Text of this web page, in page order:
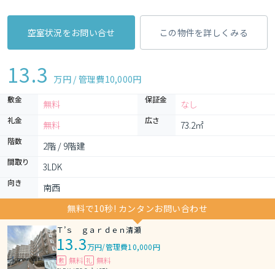
空室状況をお問い合せ この物件を詳しくみる
13.3 万円 / 管理費10,000円
敷金 無料 保証金 なし
礼金 無料 広さ 73.2㎡
階数 2階 / 9階建
間取り 3LDK
向き
南西
無料で10秒! カンタンお問い合わせ
Ｔ’ｓ ｇａｒｄｅｎ清瀬
13.3万円/管理費10,000円
敷 無料 礼 無料